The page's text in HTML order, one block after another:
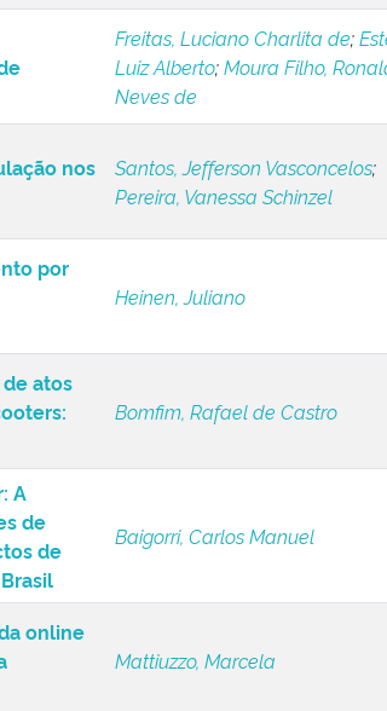
Fernandes
Freitas, Luciano Charlita de;
Luiz Alberto
Neves de
nos
Santos, Jefferson Vasconcelos
por
atos
A
de
de
online